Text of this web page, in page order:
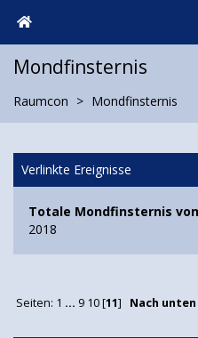
Mondfinsternis
Raumcon Mondfinsternis
Verlinkte Ereignisse
Totale Mondfinsternis von
2018
Seiten: 1 ... 9 10[11] Nach unten